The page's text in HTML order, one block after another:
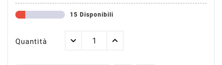
15 Disponibili
Quantità